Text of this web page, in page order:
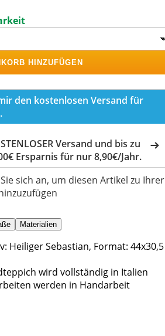
HINZUFÜGEN
den kostenlosen Versand für
Versand und bis zu
Ersparnis für nur 8,90€/Jahr.
sich an, um diesen Artikel zu Ihrer
Materialien
Heiliger Sebastian, Format: 44x30,5
wird vollständig in Italien
werden in Handarbeit